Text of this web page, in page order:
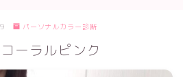
パーソナルカラー診断
ーラルピンク